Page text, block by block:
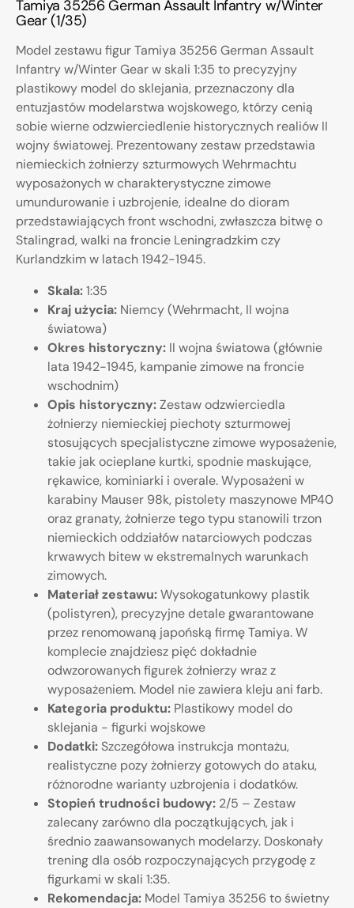
Tamiya 35256 German Assault Infantry w/Winter
Gear (1/35)
Model zestawu figur Tamiya 35256 German Assault
Infantry w/Winter Gear w skali 1:35 to precyzyjny
plastikowy model do sklejania, przeznaczony dla
entuzjastów modelarstwa wojskowego, którzy cenią
sobie wierne odzwierciedlenie historycznych realiów II
wojny światowej. Prezentowany zestaw przedstawia
niemieckich żołnierzy szturmowych Wehrmachtu
wyposażonych w charakterystyczne zimowe
umundurowanie i uzbrojenie, idealne do dioram
przedstawiających front wschodni, zwłaszcza bitwę o
Stalingrad, walki na froncie Leningradzkim czy
Kurlandzkim w latach 1942-1945.
Skala:1:35
Kraj użycia: Niemcy (Wehrmacht, II wojna
światowa)
Okres historyczny: II wojna światowa (głównie
lata 1942-1945, kampanie zimowe na froncie
wschodnim)
Opis historyczny:Zestaw odzwierciedla
żołnierzy niemieckiej piechoty szturmowej
stosujących specjalistyczne zimowe wyposażenie,
takie jak ocieplane kurtki, spodnie maskujące,
rękawice, kominiarki i overale. Wyposażeni w
karabiny Mauser 98k, pistolety maszynowe MP40
oraz granaty, żołnierze tego typu stanowili trzon
niemieckich oddziałów natarciowych podczas
krwawych bitew w ekstremalnych warunkach
zimowych.
Materiał zestawu:Wysokogatunkowy plastik
(polistyren), precyzyjne detale gwarantowane
przez renomowaną japońską firmę Tamiya. W
komplecie znajdziesz pięć dokładnie
odwzorowanych figurek żołnierzy wraz z
wyposażeniem. Model nie zawiera kleju ani farb.
Kategoria produktu: Plastikowy model do
sklejania - figurki wojskowe
Dodatki:Szczegółowa instrukcja montażu,
realistyczne pozy żołnierzy gotowych do ataku,
różnorodne warianty uzbrojenia i dodatków.
Stopień trudności budowy: 2/5 – Zestaw
zalecany zarówno dla początkujących, jak i
średnio zaawansowanych modelarzy. Doskonały
trening dla osób rozpoczynających przygodę z
figurkami w skali 1:35.
Rekomendacja: Model Tamiya 35256 to świetny